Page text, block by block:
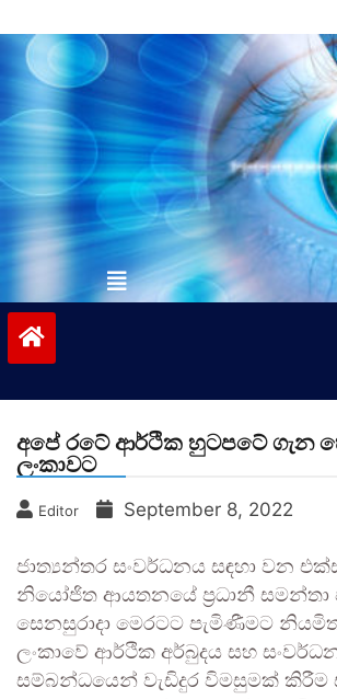
to
contentvinivida.lk
අපේ රටේ ආර්ථික හුටපටේ ගැන
ලංකාවට
Editor September 8, 2022
ජාත්‍යන්තර සංවර්ධනය සඳහා වන
නියෝජිත ආයතනයේ ප‍්‍රධානී සමන්තා
සෙනසුරාදා මෙරටට පැමිණීමට නියමිත
ලංකාවේ ආර්ථික අර්බුදය සහ
සම්බන්ධයෙන් වැඩිදුර විමසුමක් කිරීම